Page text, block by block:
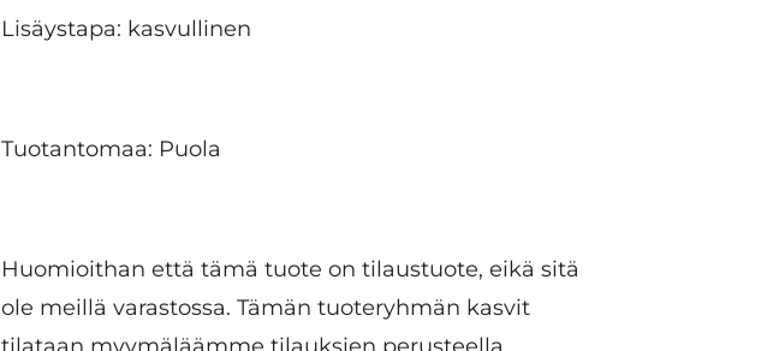
Lisäystapa: kasvullinen
Tuotantomaa: Puola
Huomioithan että tämä tuote on tilaustuote, eikä sitä
ole meillä varastossa. Tämän tuoteryhmän kasvit